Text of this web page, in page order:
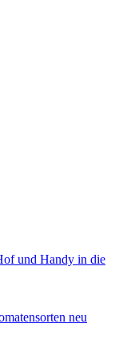
und Handy in die
neu